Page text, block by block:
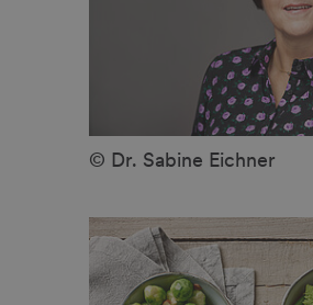
© Dr. Sabine Eichner